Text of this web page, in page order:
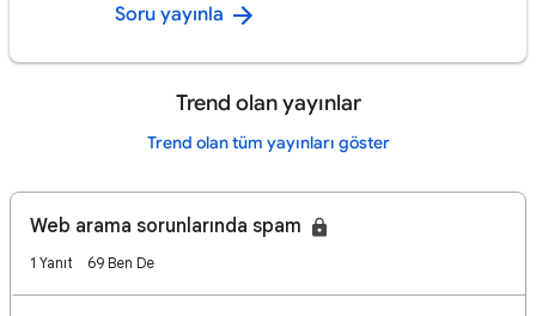
Soru yayınla
Trend olan yayınlar
Trend olan tüm yayınları göster
Web arama sorunlarında spam
1 Yanıt 69 Ben De